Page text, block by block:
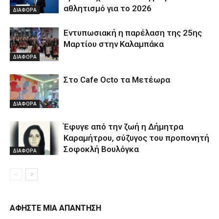
ΔΙΑΦΟΡΑ
αθλητισμό για το 2026
ΔΙΑΦΟΡΑ
Εντυπωσιακή η παρέλαση της 25ης
Μαρτίου στην Καλαμπάκα
ΔΙΑΦΟΡΑ
Στο Cafe Octo τα Μετέωρα
ΔΙΑΦΟΡΑ
Έφυγε από την ζωή η Δήμητρα
Καραμήτρου, σύζυγος του προπονητή
Σοφοκλή Βουλόγκα
ΑΦΗΣΤΕ ΜΙΑ ΑΠΑΝΤΗΣΗ